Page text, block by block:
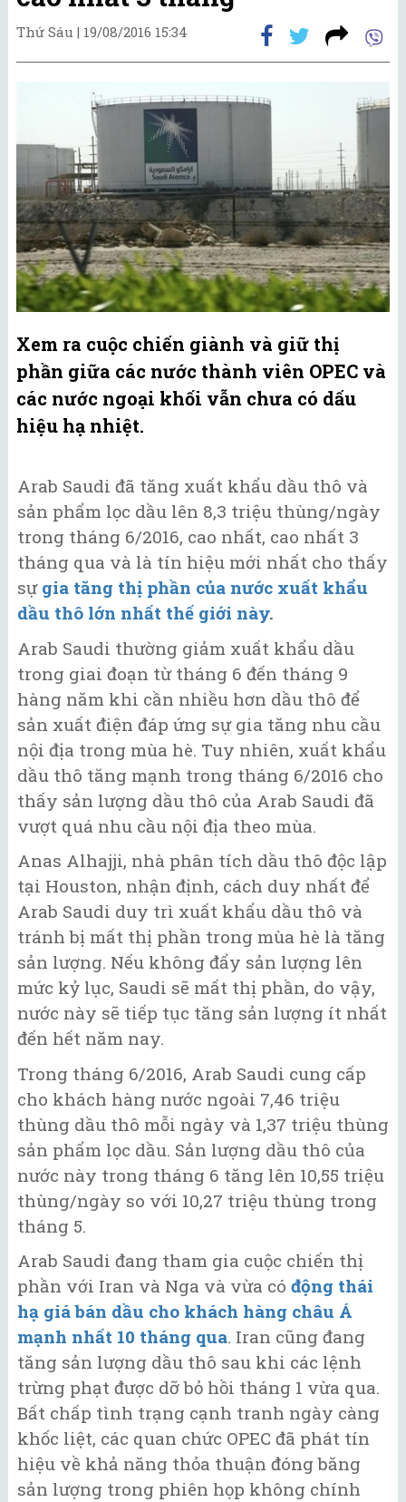
Thứ Sáu | 19/08/2016 15:34
Xem ra cuộc chiến giành và giữ thị
phần giữa các nước thành viên OPEC và
các nước ngoại khối vẫn chưa có dấu
hiệu hạ nhiệt.
Arab Saudi đã tăng xuất khẩu dầu thô và
sản phẩm lọc dầu lên 8,3 triệu thùng/ngày
trong tháng 6/2016, cao nhất, cao nhất 3
tháng qua và là tín hiệu mới nhất cho thấy
sự gia tăng thị phần của nước xuất khẩu
dầu thô lớn nhất thế giới này.
Arab Saudi thường giảm xuất khẩu dầu
trong giai đoạn từ tháng 6 đến tháng 9
hàng năm khi cần nhiều hơn dầu thô để
sản xuất điện đáp ứng sự gia tăng nhu cầu
nội địa trong mùa hè. Tuy nhiên, xuất khẩu
dầu thô tăng mạnh trong tháng 6/2016 cho
thấy sản lượng dầu thô của Arab Saudi đã
vượt quá nhu cầu nội địa theo mùa.
Anas Alhajji, nhà phân tích dầu thô độc lập
tại Houston, nhận định, cách duy nhất để
Arab Saudi duy trì xuất khẩu dầu thô và
tránh bị mất thị phần trong mùa hè là tăng
sản lượng. Nếu không đẩy sản lượng lên
mức kỷ lục, Saudi sẽ mất thị phần, do vậy,
nước này sẽ tiếp tục tăng sản lượng ít nhất
đến hết năm nay.
Trong tháng 6/2016, Arab Saudi cung cấp
cho khách hàng nước ngoài 7,46 triệu
thùng dầu thô mỗi ngày và 1,37 triệu thùng
sản phẩm lọc dầu. Sản lượng dầu thô của
nước này trong tháng 6 tăng lên 10,55 triệu
thùng/ngày so với 10,27 triệu thùng trong
tháng 5.
Arab Saudi đang tham gia cuộc chiến thị
phần với Iran và Nga và vừa có động thái
hạ giá bán dầu cho khách hàng châu Á
mạnh nhất 10 tháng qua. Iran cũng đang
tăng sản lượng dầu thô sau khi các lệnh
trừng phạt được dỡ bỏ hồi tháng 1 vừa qua.
Bất chấp tình trạng cạnh tranh ngày càng
khốc liệt, các quan chức OPEC đã phát tín
hiệu về khả năng thỏa thuận đóng băng
sản lượng trong phiên họp không chính